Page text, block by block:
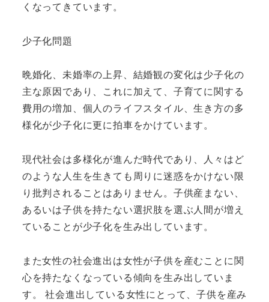
くなってきています。
少子化問題
晩婚化、未婚率の上昇、結婚観の変化は少子化の
主な原因であり、これに加えて、子育てに関する
費用の増加、個人のライフスタイル、生き方の多
様化が少子化に更に拍車をかけています。
現代社会は多様化が進んだ時代であり、人々はど
のような人生を生きても周りに迷惑をかけない限
り批判されることはありません。子供産まない、
あるいは子供を持たない選択肢を選ぶ人間が増え
ていることが少子化を生み出しています。
また女性の社会進出は女性が子供を産むことに関
心を持たなくなっている傾向を生み出していま
す。 社会進出している女性にとって、子供を産み